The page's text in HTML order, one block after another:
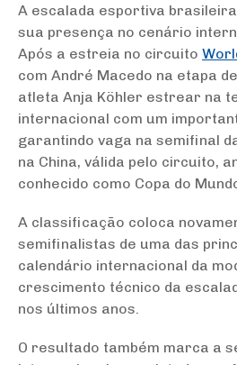
A escalada esportiva
sua presença no cenário
Após a estreia no circuito
com André Macedo na etapa
atleta Anja Köhler estrear na
internacional com um
garantindo vaga na semifinal
na China, válida pelo circuito,
conhecido como Copa do
A classificação coloca
semifinalistas de uma das
calendário internacional da
crescimento técnico da
nos últimos anos.
O resultado também marca a